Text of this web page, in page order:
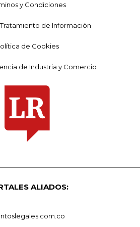
y Condiciones
de Información
de Cookies
de Industria y Comercio
ALIADOS: